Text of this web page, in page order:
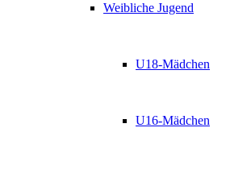
Weibliche Jugend
U18-Mädchen
U16-Mädchen